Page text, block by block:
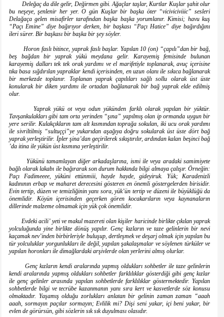
Deleğaç da dile gelir, Değirmen gibi. Ağaçlar taşlar, Kurtlar Kuşlar şahit olur
bu neşeye, şenlenir her yer. O gün Kuşlar bir başka öter “viciviciviiic” sesleri
Delağaça gelen misafirler tarafından başka başka yorumlanır. Kimisi; havu kuş
“Paçı Emine” diye bağırıyor derken, bir başkası “Paçı Hatice” diye bağırdığını
ileri sürer. Bir başkası bir başka bir şey söyler.
Horon faslı bitince, yaprak faslı başlar. Yapılan 10 (on) “çapılı”dan bir bağ,
beş bağdan bir yaprak yükü meydana gelir. Karayemiş femisinde bulunan
karayemiş dalları tek tek orak yardımı ve el marifetiyle toplanarak, avuç içerisine
tıka basa sığdırılan yapraklar kendi içerisinden, en uzun olanı ile sıkıca bağlanarak
bir merkezde toplanır. Toplanan yaprak çapılıları sağlı sollu olarak üst üste
konularak bir diken yardımı ile ortadan bağlanarak bir bağ yaprak elde edilmiş
olur.
Yaprak yükü ot veya odun yükünden farklı olarak yapılan bir yüktür.
Tavşankulakları gibi tam orta yerinden “şına” yapılmış olan ip ormanda uygun bir
yere serilir. Kulakçıkların tam alt kısmından toprağa sokulan, iki ucu orak yardımı
ile sivriltilmiş “sultuççi”ye yukarıdan aşağıya doğru sokularak üst üste dört bağ
yaprak yerleştirilir. İpler şina’dan geçirilerek sıkıştırılır, ardından kalan beşinci bağ
’da itina ile yükün üst kısmına yerleştirilir.
Yükünü tamamlayan diğer arkadaşlarına, ismi ile veya aradaki samimiyete
bağlı olarak lakabı ile bağırarak son durum hakkında bilgi almaya çalışır. Örneğin:
Paçı Fadimeeee, yüküni ettünmiii, hayde hayde, gideyiruk. Yük; Karadenizli
kadınının erbap ve maharet derecesini gösteren en önemli göstergelerden birisidir.
Evin tertip, düzen ve temizliğinin yanı sora, yük’ün tertip ve düzeni ile büyüklüğü da
önemlidir. Köyün içerisinden geçerken gören kocakarıların veya kaynanaların
dillerinde malzeme olmamak için yük çok önemlidir.
Evdeki acili’ yeti ve makul mazereti olan kişiler haricinde birlikte çıkılan yaprak
yolculuğunda yine birlikte dönüş yapılır. Genç kızların ve taze gelinlerin bir nevi
kaçamak nev’inden birbirleriyle buluşup, dertleşmek ve deşarj olmak için yapılan bu
tür yolculuklar yorgunlukları ile değil, yapılan şakalaşmalar ve söylenen türküler ve
yapılan horonları ile dimağlardaki arşivlerde olan yerlerini almış olurlar.
Genç kızların kendi aralarında yapmış oldukları sohbetler ile taze gelinlerin
kendi aralarında yapmış oldukları sohbetler farklılıklar gösterdiği gibi genç kızlar
ile genç gelinler arasında yapılan sohbetlerde farklılıklar göstermektedir. Yapılan
sohbetlerde bilgi ve tecrübe kazanmanın yanı sıra kert ve kasvetlerde söz konusu
olmaktadır. Yaşamış olduğu zorlukları anlatan bir gelinin zaman zaman “aaah
aaah, sormayın paçılar sormayın; Evlilik mi? Dişi seni yakar, içi beni yakar, bir
evlen de görürsün, gibi sözlerin sık sık duyulması olasıdır.